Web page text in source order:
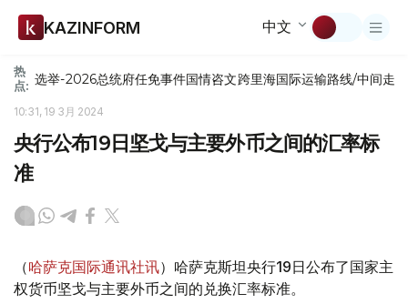
KAZINFORM 中文
热
点: 选举-2026总统府任免事件国情咨文跨里海国际运输路线/中间走廊
10:31, 19 3月 2024
央行公布19日坚戈与主要外币之间的汇率标
准
（哈萨克国际通讯社讯）哈萨克斯坦央行19日公布了国家主
权货币坚戈与主要外币之间的兑换汇率标准。